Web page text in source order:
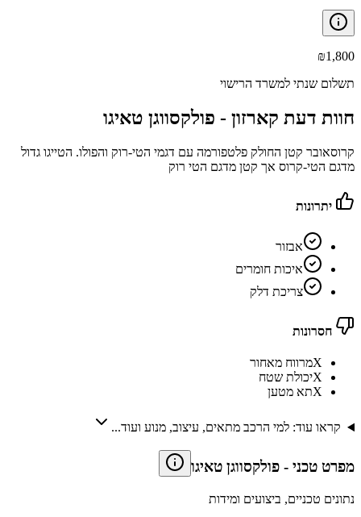
₪1,800
תשלום שנתי למשרד הרישוי
חוות דעת קארזון - פולקסווגן טאיגו
קרוסאובר קטן החולק פלטפורמה עם דגמי הטי-רוק והפולו. הטייגו גדול
מדגם הטי-קרוס אך קטן מדגם הטי רוק
יתרונות
אבזור
איכות חומרים
צריכת דלק
חסרונות
Xמרווח מאחור
Xיכולת שטח
Xתא מטען
קראו עוד: למי הרכב מתאים, עיצוב, מנוע ועוד...
מפרט טכני - פולקסווגן טאיגו
נתונים טכניים, ביצועים ומידות